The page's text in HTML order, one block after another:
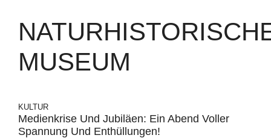
MUSEUM
KULTUR
Medienkrise Und Jubiläen: Ein Abend Voller
Spannung Und Enthüllungen!